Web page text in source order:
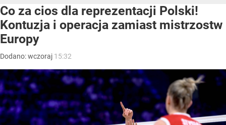
Co za cios dla reprezentacji Polski!
Kontuzja i operacja zamiast mistrzostw
Europy
Dodano:wczoraj 15:32